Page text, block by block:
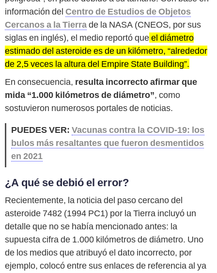
información del Centro de Estudios de Objetos
Cercanos a la Tierrade la NASA (CNEOS, por sus
siglas en inglés), el medio reportó queel diámetro
estimado del asteroide es de un kilómetro, “alrededor
de 2,5 veces la altura del Empire State Building”.
En consecuencia, resulta incorrecto afirmar que
mida “1.000 kilómetros de diámetro”, como
sostuvieron numerosos portales de noticias.
PUEDES VER: Vacunas contra la COVID-19: los
bulos más resaltantes que fueron desmentidos
en 2021
¿A qué se debió el error?
Recientemente, la noticia del paso cercano del
asteroide 7482 (1994 PC1) por la Tierra incluyó un
detalle que no se había mencionado antes: la
supuesta cifra de 1.000 kilómetros de diámetro. Uno
de los medios que atribuyó el dato incorrecto, por
ejemplo, colocó entre sus enlaces de referencia al ya